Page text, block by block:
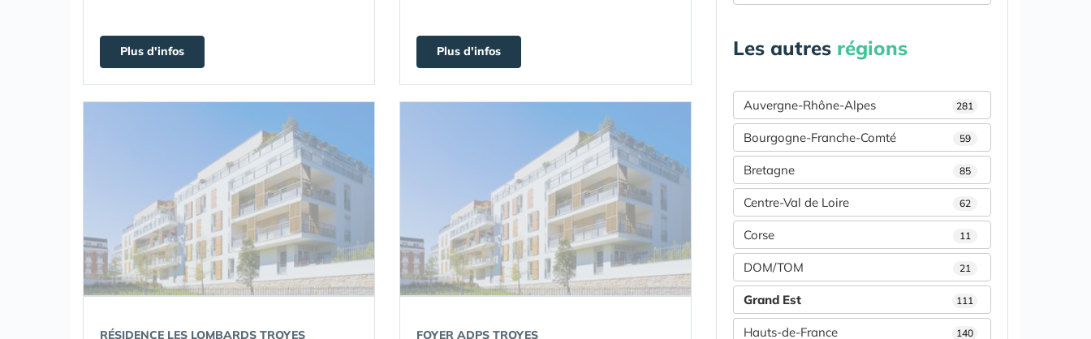
Plus d'infos Plus d'infos
RÉSIDENCE LES LOMBARDS TROYES FOYER ADPS TROYES
Les autres régions
Auvergne-Rhône-Alpes 281
Bourgogne-Franche-Comté 59
Bretagne 85
Centre-Val de Loire 62
Corse 11
DOM/TOM 21
Grand Est 111
Hauts-de-France 140